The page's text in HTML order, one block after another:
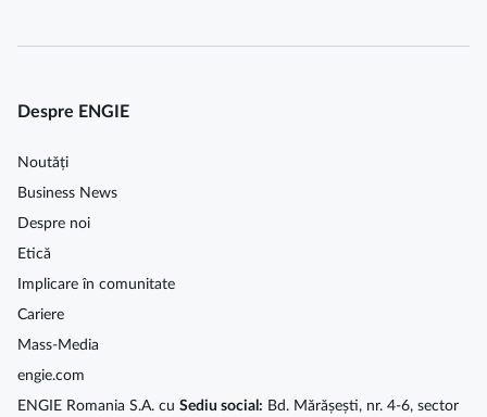
Despre ENGIE
Noutăți
Business News
Despre noi
Etică
Implicare în comunitate
Cariere
Mass-Media
engie.com
ENGIE Romania S.A. cu Sediu social: Bd. Mărășești, nr. 4-6, sector